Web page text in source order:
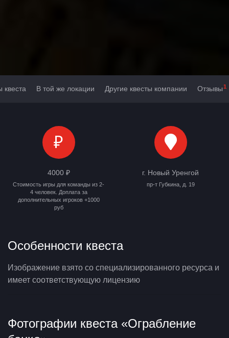
квеста В той же локации Другие квесты компании Отзывы1
₽
4000 ₽
Стоимость игры для команды из 2-
4 человек. Доплата за
дополнительных игроков +1000
руб
г. Новый Уренгой
пр-т Губкина, д. 19
Особенности квеста
Изображение взято со специализированного ресурса и
имеет соответствующую лицензию
Фотографии квеста «Ограбление